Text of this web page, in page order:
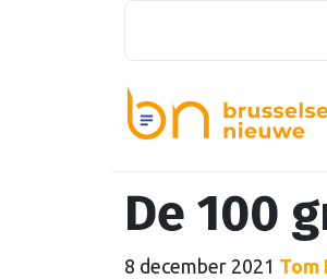
De 100
8 december 2021 Tom